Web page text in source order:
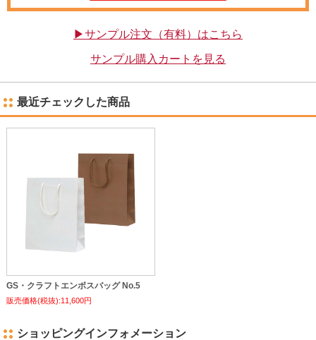
▶サンプル注文（有料）はこちら
サンプル購入カートを見る
最近チェックした商品
GS・クラフトエンボスバッグ No.5
販売価格(税抜):11,600円
ショッピングインフォメーション